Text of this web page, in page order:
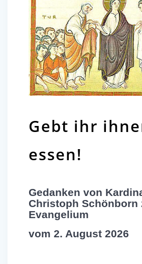
Gebt ihr
essen!
Gedanken von
Christoph Schönborn
Evangelium
vom 2. August 2026